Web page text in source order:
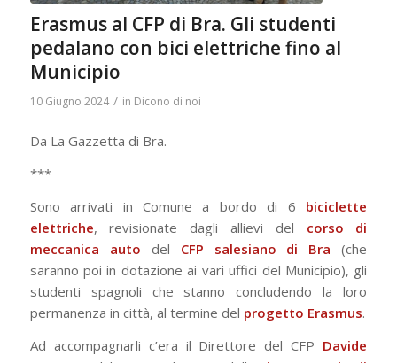
Erasmus al CFP di Bra. Gli studenti
pedalano con bici elettriche fino al
Municipio
10 Giugno 2024 / in Dicono di noi
Da La Gazzetta di Bra.
***
Sono arrivati in Comune a bordo di 6 biciclette
elettriche, revisionate dagli allievi del corso di
meccanica auto del CFP salesiano di Bra (che
saranno poi in dotazione ai vari uffici del Municipio), gli
studenti spagnoli che stanno concludendo la loro
permanenza in città, al termine del progetto Erasmus.
Ad accompagnarli c’era il Direttore del CFP Davide